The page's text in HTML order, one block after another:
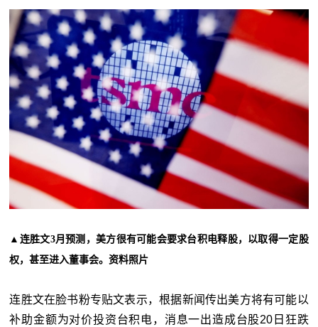
▲ 连胜文3月预测，美方很有可能会要求台积电释股，以取得一定股
权，甚至进入董事会。资料照片
连胜文在脸书粉专贴文表示，根据新闻传出美方将有可能以
补助金额为对价投资台积电，消息一出造成台股20日狂跌